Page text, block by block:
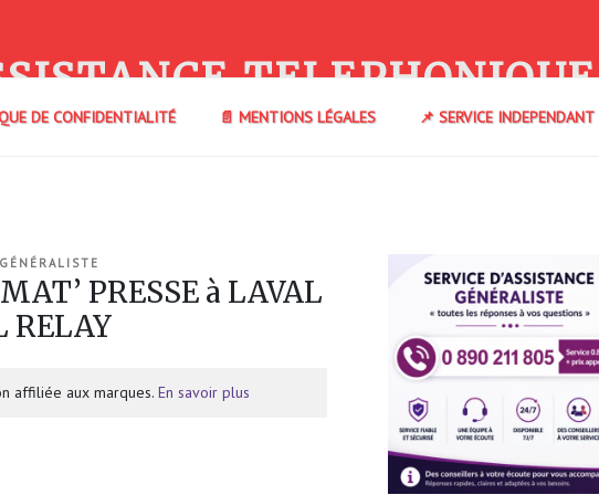
TELEPHONIQUE
DE CONFIDENTIALITÉ 📄 MENTIONS LÉGALES 📌 SERVICE INDEPENDANT
PRESSE à LAVAL
RELAY
affiliée aux marques. En savoir plus